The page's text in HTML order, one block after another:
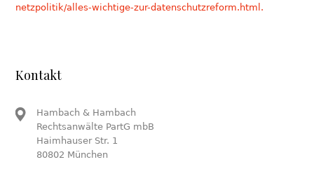
netzpolitik/alles-wichtige-zur-datenschutzreform.html.
Kontakt
Hambach & Hambach
Rechtsanwälte PartG mbB
Haimhauser Str. 1
80802 München